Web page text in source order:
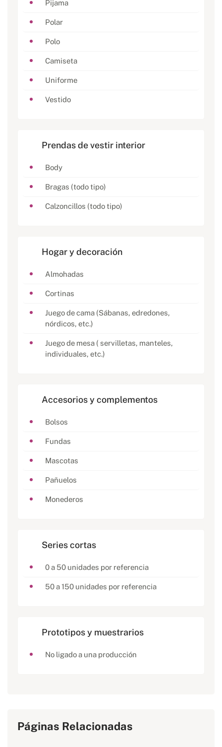
Pijama
Polar
Polo
Camiseta
Uniforme
Vestido
Prendas de vestir interior
Body
Bragas (todo tipo)
Calzoncillos (todo tipo)
Hogar y decoración
Almohadas
Cortinas
Juego de cama (Sábanas, edredones,
nórdicos, etc.)
Juego de mesa ( servilletas, manteles,
individuales, etc.)
Accesorios y complementos
Bolsos
Fundas
Mascotas
Pañuelos
Monederos
Series cortas
0 a 50 unidades por referencia
50 a 150 unidades por referencia
Prototipos y muestrarios
No ligado a una producción
Páginas Relacionadas